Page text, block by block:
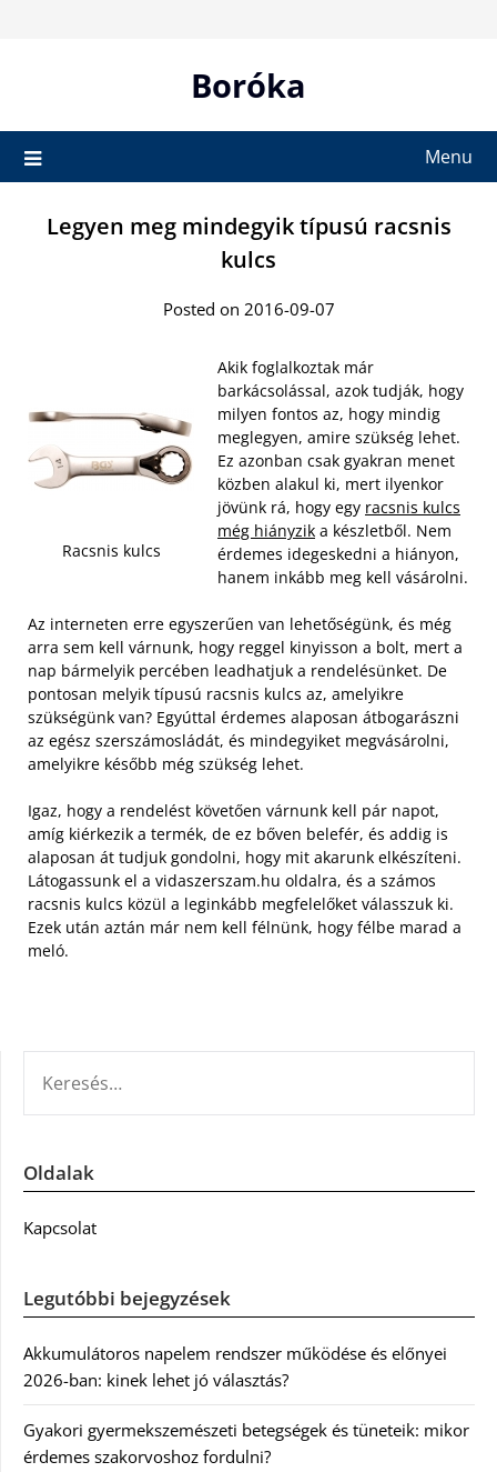
Boróka
Menu
Legyen meg mindegyik típusú racsnis
kulcs
Posted on 2016-09-07
Racsnis kulcs
Akik foglalkoztak már
barkácsolással, azok tudják, hogy
milyen fontos az, hogy mindig
meglegyen, amire szükség lehet.
Ez azonban csak gyakran menet
közben alakul ki, mert ilyenkor
jövünk rá, hogy egy racsnis kulcs
még hiányzik a készletből. Nem
érdemes idegeskedni a hiányon,
hanem inkább meg kell vásárolni.
Az interneten erre egyszerűen van lehetőségünk, és még
arra sem kell várnunk, hogy reggel kinyisson a bolt, mert a
nap bármelyik percében leadhatjuk a rendelésünket. De
pontosan melyik típusú racsnis kulcs az, amelyikre
szükségünk van? Egyúttal érdemes alaposan átbogarászni
az egész szerszámosládát, és mindegyiket megvásárolni,
amelyikre később még szükség lehet.
Igaz, hogy a rendelést követően várnunk kell pár napot,
amíg kiérkezik a termék, de ez bőven belefér, és addig is
alaposan át tudjuk gondolni, hogy mit akarunk elkészíteni.
Látogassunk el a vidaszerszam.hu oldalra, és a számos
racsnis kulcs közül a leginkább megfelelőket válasszuk ki.
Ezek után aztán már nem kell félnünk, hogy félbe marad a
meló.
Oldalak
Kapcsolat
Legutóbbi bejegyzések
Akkumulátoros napelem rendszer működése és előnyei
2026-ban: kinek lehet jó választás?
Gyakori gyermekszemészeti betegségek és tüneteik: mikor
érdemes szakorvoshoz fordulni?